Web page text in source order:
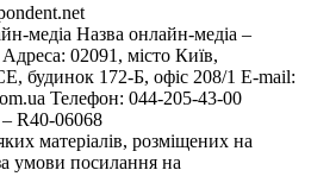
медіа Назва онлайн-медіа –
02091, місто Київ,
172-Б, офіс 208/1 E-mail:
Телефон: 044-205-43-00
– R40-06068
матеріалів, розміщених на
умови посилання на